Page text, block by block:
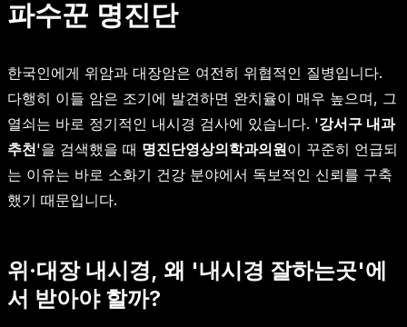
파수꾼 명진단
한국인에게 위암과 대장암은 여전히 위협적인 질병입니다.
다행히 이들 암은 조기에 발견하면 완치율이 매우 높으며, 그
열쇠는 바로 정기적인 내시경 검사에 있습니다. '강서구 내과
추천'을 검색했을 때 명진단영상의학과의원이 꾸준히 언급되
는 이유는 바로 소화기 건강 분야에서 독보적인 신뢰를 구축
했기 때문입니다.
위·대장 내시경, 왜 '내시경 잘하는곳'에
서 받아야 할까?